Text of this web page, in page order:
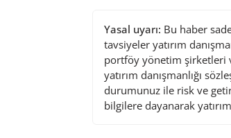
Yasal uyarı: Bu haber
tavsiyeler yatırım
portföy yönetim şirketleri
yatırım danışmanlığı
durumunuz ile risk ve
bilgilere dayanarak